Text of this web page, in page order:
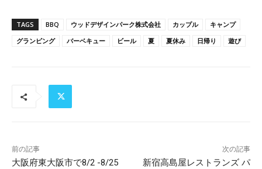
TAGS BBQ ウッドデザインパーク株式会社 カップル
キャンプ
グランピング
バーベキュー ビール 夏 夏休み 日帰り 遊び
前の記事
大阪府東大阪市で8/2 -8/25
次の記事
新宿高島屋レストランズ パ